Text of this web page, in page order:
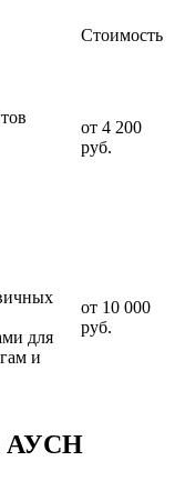
Стоимость
от 4 200
руб.
для
и
от 10 000
руб.
АУСН